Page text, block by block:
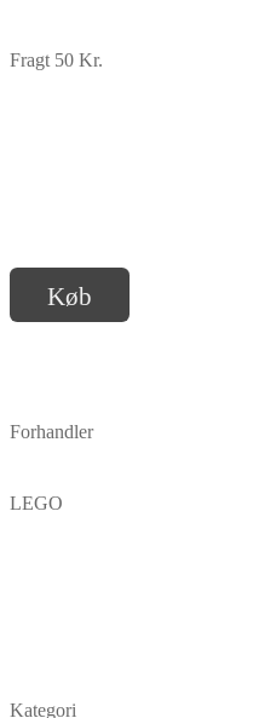
Fragt 50 Kr.
Køb
Forhandler
LEGO
Kategori